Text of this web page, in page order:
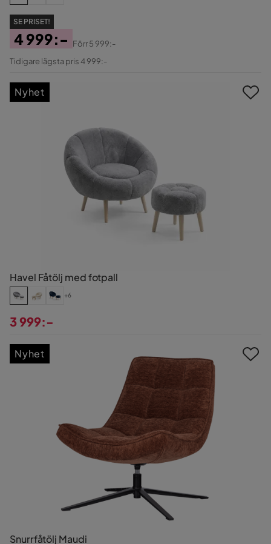
SE PRISET!
Pris
4 999:-
Original
Förr5 999:-
Tidigare lägsta pris 4 999:-
Havel Fåtölj med fotpall
+6
3 999:-
Nyhet
Snurrfåtölj Maudi
Nyhet